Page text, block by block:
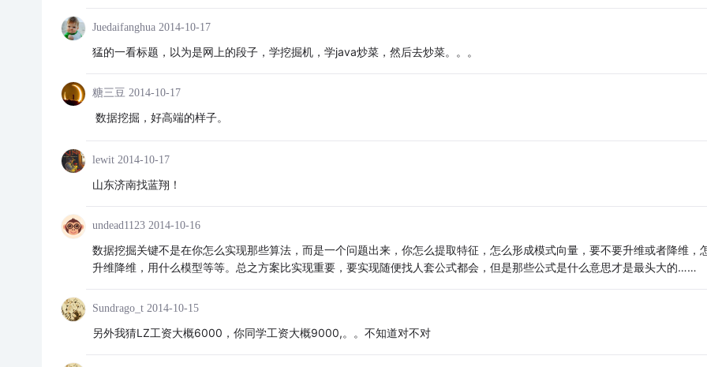
Juedaifanghua 2014-10-17
猛的一看标题，以为是网上的段子，学挖掘机，学java炒菜，然后去炒菜。。。
糖三豆 2014-10-17
数据挖掘，好高端的样子。
lewit 2014-10-17
山东济南找蓝翔！
undead1123 2014-10-16
数据挖掘关键不是在你怎么实现那些算法，而是一个问题出来，你怎么提取特征，怎么形成模式向量，要不要升维或者降维，
升维降维，用什么模型等等。总之方案比实现重要，要实现随便找人套公式都会，但是那些公式是什么意思才是最头大的……
Sundrago_t 2014-10-15
另外我猜LZ工资大概6000，你同学工资大概9000,。。不知道对不对